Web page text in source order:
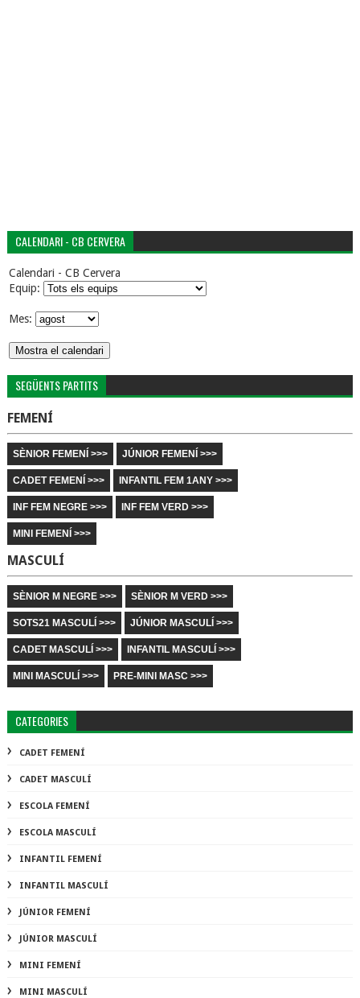
CALENDARI - CB CERVERA
Calendari - CB Cervera
Equip:
Mes:
SEGÜENTS PARTITS
FEMENÍ
SÈNIOR FEMENÍ >>> JÚNIOR FEMENÍ >>>
CADET FEMENÍ >>> INFANTIL FEM 1ANY >>>
INF FEM NEGRE >>> INF FEM VERD >>>
MINI FEMENÍ >>>
MASCULÍ
SÈNIOR M NEGRE >>> SÈNIOR M VERD >>>
SOTS21 MASCULÍ >>> JÚNIOR MASCULÍ >>>
CADET MASCULÍ >>> INFANTIL MASCULÍ >>>
MINI MASCULÍ >>> PRE-MINI MASC >>>
CATEGORIES
CADET FEMENÍ
CADET MASCULÍ
ESCOLA FEMENÍ
ESCOLA MASCULÍ
INFANTIL FEMENÍ
INFANTIL MASCULÍ
JÚNIOR FEMENÍ
JÚNIOR MASCULÍ
MINI FEMENÍ
MINI MASCULÍ